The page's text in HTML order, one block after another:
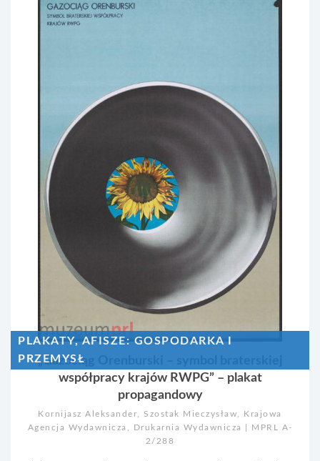
PLAKATY, AFISZE: GOSPODARKA I
PRZEMYSŁ
„Gazociąg Orenburski – symbol braterskiej
współpracy krajów RWPG” – plakat
propagandowy
Kornijasz Aleksander, Szostak Mieczysław, Krajowa
Agencja Wydawnicza, Drukarnia Wydawnicza | MPRL A-
2/288